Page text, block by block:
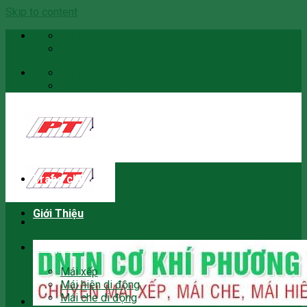
Skip to content
Trang chủ
Giới Thiệu
Sản phẩm
Mái xếp
Mái hiên di động
Mái che di động